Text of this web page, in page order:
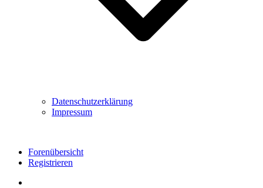
Datenschutzerklärung
Impressum
Forenübersicht
Registrieren